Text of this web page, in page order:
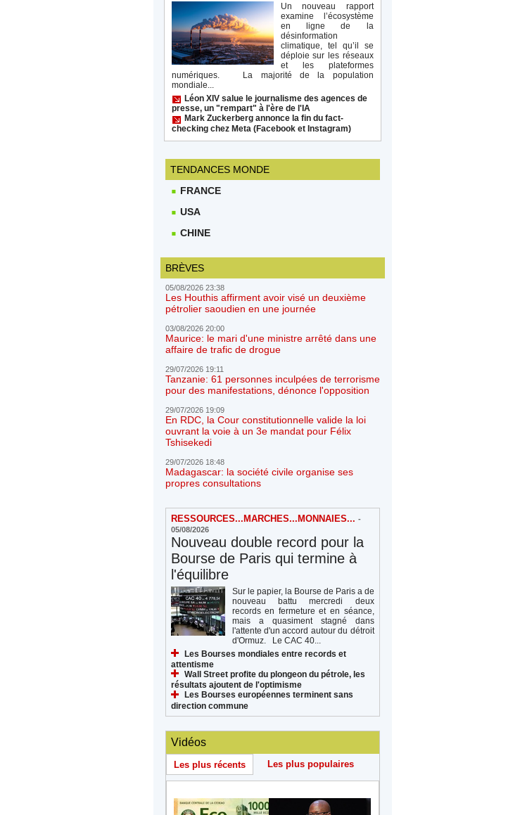
Un nouveau rapport
examine l’écosystème
en ligne de la
désinformation
climatique, tel qu’il se
déploie sur les réseaux
et les plateformes
numériques. La majorité de la population
mondiale...
Léon XIV salue le journalisme des agences de
presse, un "rempart" à l'ère de l'IA
Mark Zuckerberg annonce la fin du fact-
checking chez Meta (Facebook et Instagram)
TENDANCES MONDE
FRANCE
USA
CHINE
BRÈVES
05/08/2026 23:38
Les Houthis affirment avoir visé un deuxième
pétrolier saoudien en une journée
03/08/2026 20:00
Maurice: le mari d'une ministre arrêté dans une
affaire de trafic de drogue
29/07/2026 19:11
Tanzanie: 61 personnes inculpées de terrorisme
pour des manifestations, dénonce l'opposition
29/07/2026 19:09
En RDC, la Cour constitutionnelle valide la loi
ouvrant la voie à un 3e mandat pour Félix
Tshisekedi
29/07/2026 18:48
Madagascar: la société civile organise ses
propres consultations
RESSOURCES...MARCHES...MONNAIES... -
05/08/2026
Nouveau double record pour la
Bourse de Paris qui termine à
l'équilibre
Sur le papier, la Bourse de Paris a de
nouveau battu mercredi deux
records en fermeture et en séance,
mais a quasiment stagné dans
l'attente d'un accord autour du détroit
d'Ormuz. Le CAC 40...
Les Bourses mondiales entre records et
attentisme
Wall Street profite du plongeon du pétrole, les
résultats ajoutent de l'optimisme
Les Bourses européennes terminent sans
direction commune
Vidéos
Les plus récents Les plus populaires